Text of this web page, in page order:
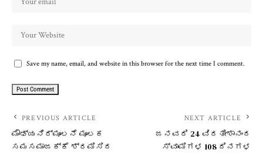
Save my name, email, and website in this browser for the next time I comment.
PREVIOUS ARTICLE
ಮೌಢ್ಯನಿರ್ಮೂಲನೆ ಮೂಲಕ
ಸಮಸಮಾಜಕ್ಕೆ ಶ್ರಮಿಸಿದ
NEXT ARTICLE
ಜನವರಿ 24 ವಿರತೀಶಾನಂದ
ಸ್ವಾಮಿಗಳ 108 ದಿನಗಳ